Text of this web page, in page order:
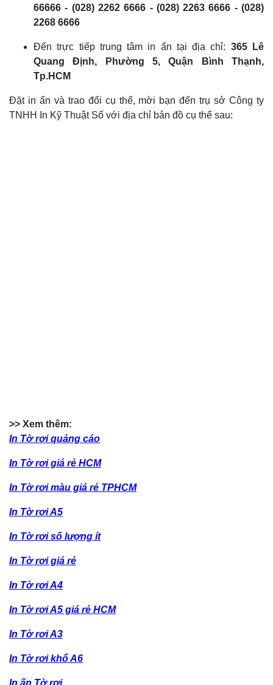
66666 - (028) 2262 6666 - (028) 2263 6666 - (028)
2268 6666
Đến trực tiếp trung tâm in ấn tại địa chỉ: 365 Lê
Quang Định, Phường 5, Quận Bình Thạnh,
Tp.HCM
Đặt in ấn và trao đổi cụ thể, mời bạn đến trụ sở Công ty
TNHH In Kỹ Thuật Số với địa chỉ bản đồ cụ thể sau:
>> Xem thêm:
In Tờ rơi quảng cáo
In Tờ rơi giá rẻ HCM
In Tờ rơi màu giá rẻ TPHCM
In Tờ rơi A5
In Tờ rơi số lượng ít
In Tờ rơi giá rẻ
In Tờ rơi A4
In Tờ rơi A5 giá rẻ HCM
In Tờ rơi A3
In Tờ rơi khổ A6
In ấn Tờ rơi